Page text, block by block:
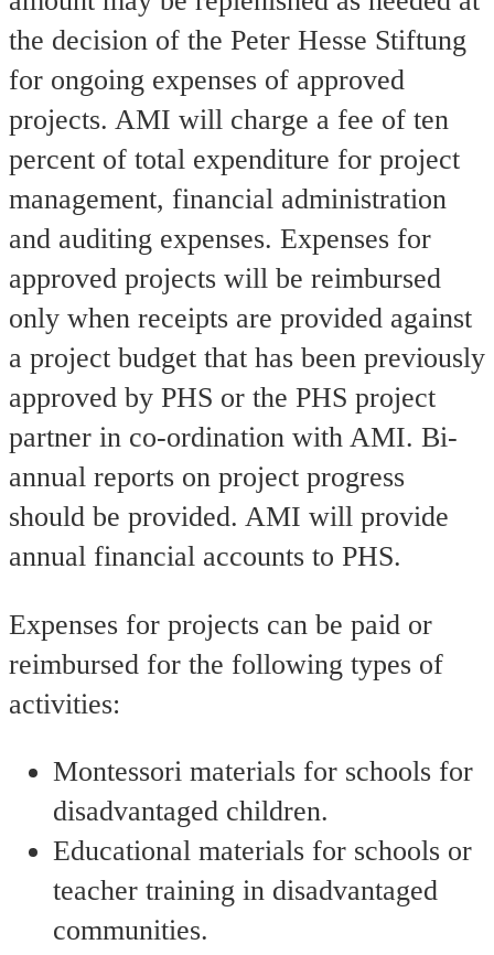
the decision of the Peter Hesse Stiftung
for ongoing expenses of approved
projects. AMI will charge a fee of ten
percent of total expenditure for project
management, financial administration
and auditing expenses. Expenses for
approved projects will be reimbursed
only when receipts are provided against
a project budget that has been previously
approved by PHS or the PHS project
partner in co-ordination with AMI. Bi-
annual reports on project progress
should be provided. AMI will provide
annual financial accounts to PHS.
Expenses for projects can be paid or
reimbursed for the following types of
activities:
Montessori materials for schools for
disadvantaged children.
Educational materials for schools or
teacher training in disadvantaged
communities.